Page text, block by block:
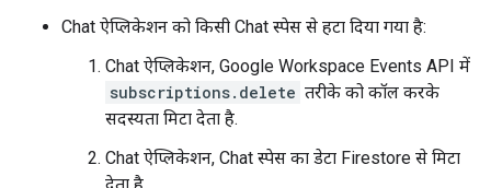
Chat ऐप्लिकेशन को किसी Chat स्पेस से हटा दिया गया है:
Chat ऐप्लिकेशन, Google Workspace Events API में
subscriptions.delete तरीके को कॉल करके
सदस्यता मिटा देता है.
Chat ऐप्लिकेशन, Chat स्पेस का डेटा Firestore से मिटा